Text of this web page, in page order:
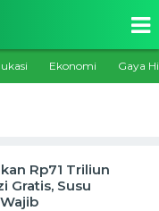
Ekonomi Gaya
Rp71 Triliun
Gratis, Susu